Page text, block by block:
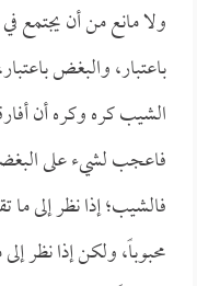
ولا مانع من أن يجتمع
باعتبار، والبغض
الشيب كره وكره أن
فاعجب لشيء على
فالشيب؛ إذا نظر إلى
محبوباً، ولكن إذا نظر